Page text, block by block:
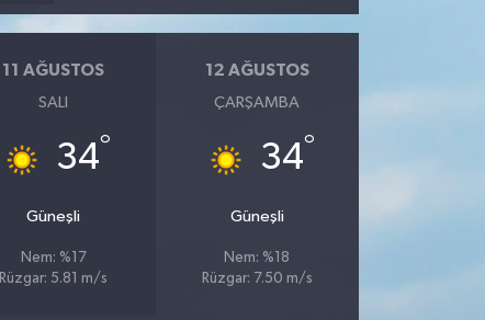
11 AĞUSTOS
SALI
34°
Güneşli
Nem: %17
Rüzgar: 5.81 m/s
12 AĞUSTOS
ÇARŞAMBA
34°
Güneşli
Nem: %18
Rüzgar: 7.50 m/s